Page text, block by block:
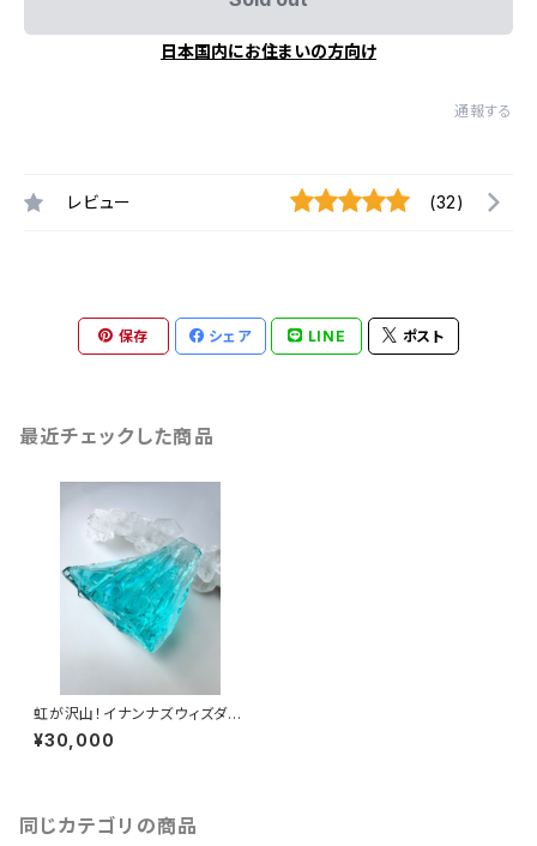
日本国内にお住まいの方向け
通報する
レビュー (32)
保存 シェア LINE ポスト
最近チェックした商品
虹が沢山！イナンナズウィズダムI
NA-9/シエラ産アンダラクリス
タル
¥30,000
同じカテゴリの商品